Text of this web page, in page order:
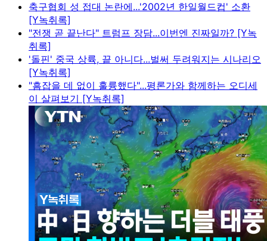
축구협회 성 접대 논란에...'2002년 한일월드컵' 소환
[Y녹취록]
"전쟁 곧 끝난다" 트럼프 장담...이번엔 진짜일까? [Y녹
취록]
'돌핀' 중국 상륙, 끝 아니다...벌써 두려워지는 시나리오
[Y녹취록]
"흠잡을 데 없이 훌륭했다"...평론가와 함께하는 오디세
이 살펴보기 [Y녹취록]